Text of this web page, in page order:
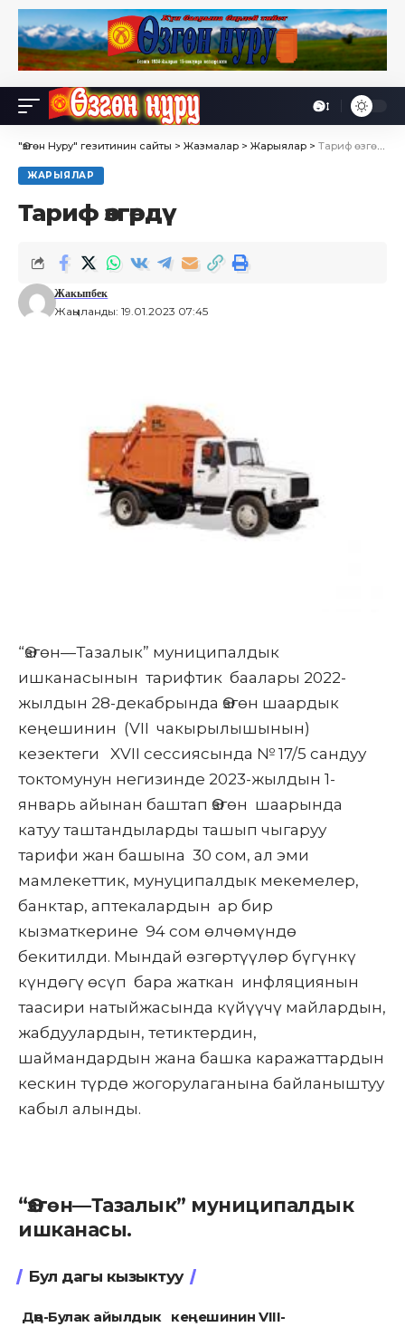
Font
Resizer
Өө
"Өзгөн Нуру" гезитинин сайты > Жазмалар > Жарыялар > Тариф өзгөрдү
ЖАРЫЯЛАР
Тариф өзгөрдү
Жаңыланды: 19.01.2023 07:45
Жакыпбек
“Өзгөн—Тазалык” муниципалдык
ишканасынын тарифтик баалары 2022-
жылдын 28-декабрында Өзгөн шаардык
кеңешинин (VII чакырылышынын)
кезектеги XVII сессиясында № 17/5 сандуу
токтомунун негизинде 2023-жылдын 1-
январь айынан баштап Өзгөн шаарында
катуу таштандыларды ташып чыгаруу
тарифи жан башына 30 сом, ал эми
мамлекеттик, мунуципалдык мекемелер,
банктар, аптекалардын ар бир
кызматкерине 94 сом өлчөмүндө
бекитилди. Мындай өзгөртүүлөр бүгүнкү
күндөгү өсүп бара жаткан инфляциянын
таасири натыйжасында күйүүчү майлардын,
жабдуулардын, тетиктердин,
шаймандардын жана башка каражаттардын
кескин түрдө жогорулаганына байланыштуу
кабыл алынды.
“Өзгөн—Тазалык” муниципалдык
ишканасы.
Бул дагы кызыктуу
Дөң-Булак айылдык кеңешинин VIII-